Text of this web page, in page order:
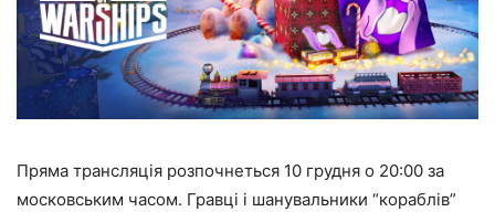
Пряма трансляція розпочнеться 10 грудня о 20:00 за
московським часом. Гравці і шанувальники “кораблів”